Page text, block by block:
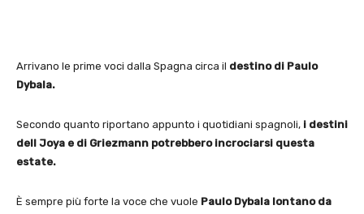
Arrivano le prime voci dalla Spagna circa il destino di Paulo
Dybala.
Secondo quanto riportano appunto i quotidiani spagnoli, i destini
dell Joya e di Griezmann potrebbero incrociarsi questa
estate.
È sempre più forte la voce che vuole Paulo Dybala lontano da